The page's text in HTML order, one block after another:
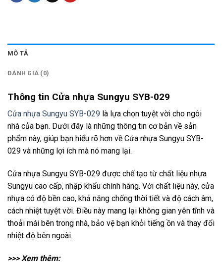
MÔ TẢ
ĐÁNH GIÁ (0)
Thông tin Cửa nhựa Sungyu SYB-029
Cửa nhựa Sungyu SYB-029 là lựa chọn tuyệt vời cho ngôi
nhà của bạn. Dưới đây là những thông tin cơ bản về sản
phẩm này, giúp bạn hiểu rõ hơn về Cửa nhựa Sungyu SYB-
029 và những lợi ích mà nó mang lại.
Cửa nhựa Sungyu SYB-029 được chế tạo từ chất liệu nhựa
Sungyu cao cấp, nhập khẩu chính hãng. Với chất liệu này, cửa
nhựa có độ bền cao, khả năng chống thời tiết và độ cách âm,
cách nhiệt tuyệt vời. Điều này mang lại không gian yên tĩnh và
thoải mái bên trong nhà, bảo vệ bạn khỏi tiếng ồn và thay đổi
nhiệt độ bên ngoài.
>>> Xem thêm: